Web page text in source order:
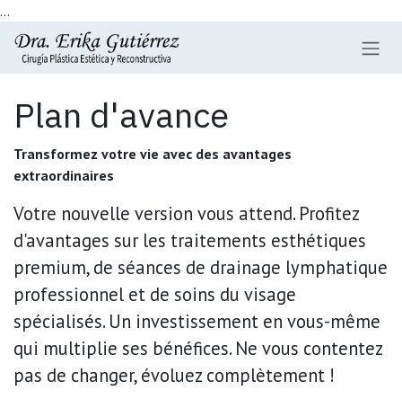
...
Se rendre au contenu
Plan d'avance
Transformez votre vie avec des avantages
extraordinaires
Votre nouvelle version vous attend. Profitez
d'avantages sur les traitements esthétiques
premium, de séances de drainage lymphatique
professionnel et de soins du visage
spécialisés. Un investissement en vous-même
qui multiplie ses bénéfices. Ne vous contentez
pas de changer, évoluez complètement !